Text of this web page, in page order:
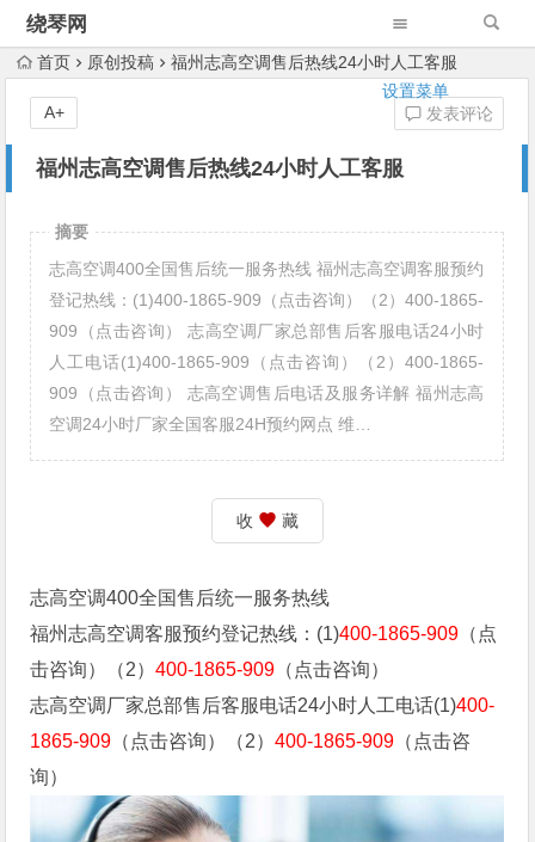
绕琴网
设置菜单
首页 原创投稿 福州志高空调售后热线24小时人工客服
福州志高空调售后热线24小时人工客服
发表评论
A+
摘要
志高空调400全国售后统一服务热线 福州志高空调客服预约
登记热线：(1)400-1865-909（点击咨询）（2）400-1865-
909（点击咨询） 志高空调厂家总部售后客服电话24小时
人工电话(1)400-1865-909（点击咨询）（2）400-1865-
909（点击咨询） 志高空调售后电话及服务详解 福州志高
空调24小时厂家全国客服24H预约网点 维…
收 藏
志高空调400全国售后统一服务热线
福州志高空调客服预约登记热线：(1)400-1865-909 （点
击咨询）（2）400-1865-909 （点击咨询）
志高空调厂家总部售后客服电话24小时人工电话(1)400-
1865-909 （点击咨询）（2）400-1865-909 （点击咨
询）